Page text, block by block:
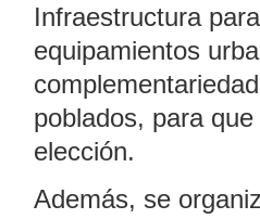
Infraestructura
equipamientos
poblados, para
elección.
Además, se